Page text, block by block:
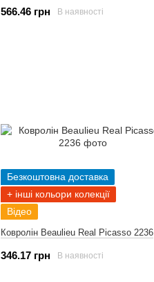
566.46 грн В наявності
Безкоштовна доставка
+ інші кольори колекції
Відео
Ковролін Beaulieu Real Picasso 2236
346.17 грн В наявності